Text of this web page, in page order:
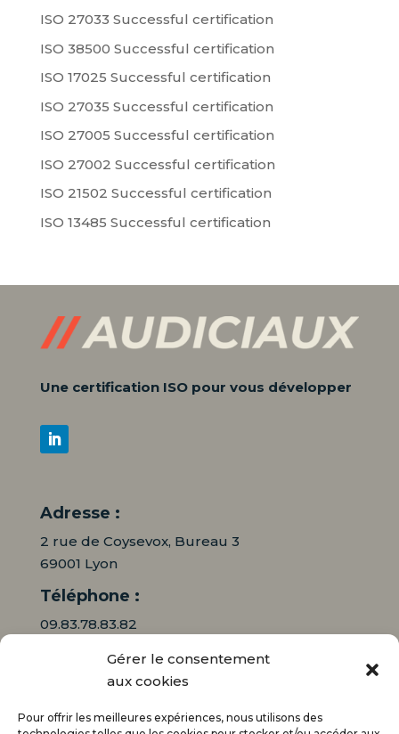
Gérer le consentement
aux cookies
Pour offrir les meilleures expériences, nous utilisons des
ISO 27033 Successful certification
ISO 38500 Successful certification
ISO 17025 Successful certification
ISO 27035 Successful certification
ISO 27005 Successful certification
ISO 27002 Successful certification
ISO 21502 Successful certification
ISO 13485 Successful certification
Une certification ISO pour vous développer
Adresse :
2 rue de Coysevox, Bureau 3
69001 Lyon
Téléphone :
09.83.78.83.82
06.16.95.71.64
contact@audiciaux.fr